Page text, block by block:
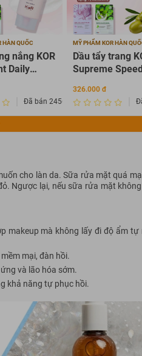
HÀN QUỐC
nắng KOR
Daily
++++
Đã bán 2456342
MỸ PHẨM KOR HÀN
Dầu tẩy trang
Supreme Speed
326.000 đ
cho làn da. Sữa rửa mặt quá
Ngược lại, nếu sữa rửa mặt
makeup mà không lấy đi độ ẩm tự
mại, đàn hồi.
và lão hóa sớm.
khả năng tự phục hồi.